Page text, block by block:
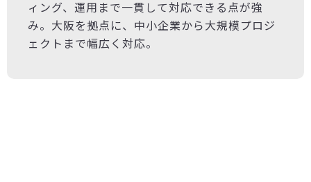
ィング、運用まで一貫して対応できる点が強
み。大阪を拠点に、中小企業から大規模プロジ
ェクトまで幅広く対応。